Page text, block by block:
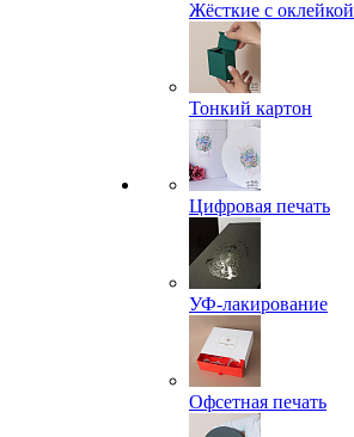
Жёсткие с оклейкой
Тонкий картон
Цифровая печать
УФ-лакирование
Офсетная печать